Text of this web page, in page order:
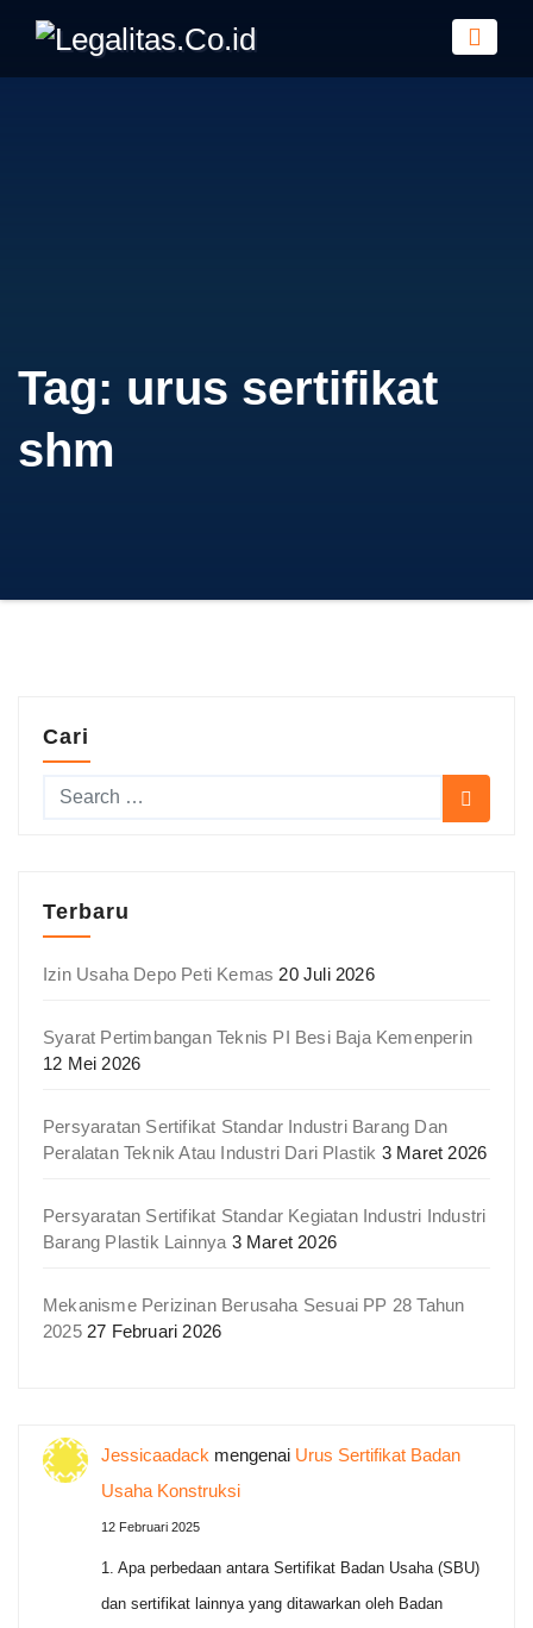
Tag: urus sertifikat
shm
Cari
Terbaru
Izin Usaha Depo Peti Kemas 20 Juli 2026
Syarat Pertimbangan Teknis PI Besi Baja Kemenperin
12 Mei 2026
Persyaratan Sertifikat Standar Industri Barang Dan
Peralatan Teknik Atau Industri Dari Plastik 3 Maret 2026
Persyaratan Sertifikat Standar Kegiatan Industri Industri
Barang Plastik Lainnya 3 Maret 2026
Mekanisme Perizinan Berusaha Sesuai PP 28 Tahun
2025 27 Februari 2026
Jessicaadack mengenai Urus Sertifikat Badan
Usaha Konstruksi
12 Februari 2025
1. Apa perbedaan antara Sertifikat Badan Usaha (SBU)
dan sertifikat lainnya yang ditawarkan oleh Badan